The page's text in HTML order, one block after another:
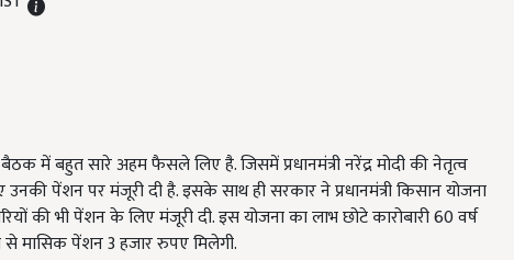
में बहुत सारे अहम फैसले लिए है. जिसमें प्रधानमंत्री नरेंद्र मोदी की नेतृत्व
पेंशन पर मंजूरी दी है. इसके साथ ही सरकार ने प्रधानमंत्री किसान योजना
की भी पेंशन के लिए मंजूरी दी. इस योजना का लाभ छोटे कारोबारी 60 वर्ष
से मासिक पेंशन 3 हजार रुपए मिलेगी.